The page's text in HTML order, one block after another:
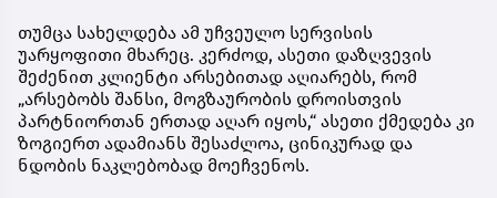
თუმცა სახელდება ამ უჩვეულო სერვისის
უარყოფითი მხარეც. კერძოდ, ასეთი დაზღვევის
შეძენით კლიენტი არსებითად აღიარებს, რომ
„არსებობს შანსი, მოგზაურობის დროისთვის
პარტნიორთან ერთად აღარ იყოს,“ ასეთი ქმედება კი
ზოგიერთ ადამიანს შესაძლოა, ცინიკურად და
ნდობის ნაკლებობად მოეჩვენოს.